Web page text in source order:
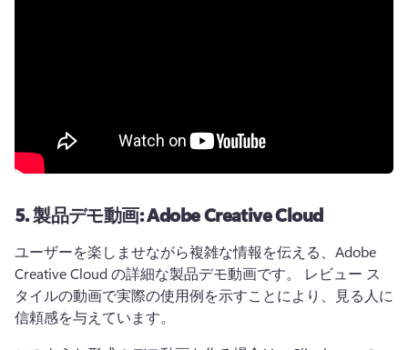
5.製品デモ動画: Adobe Creative Cloud
ユーザーを楽しませながら複雑な情報を伝える、Adobe
Creative Cloud の詳細な製品デモ動画です。 レビュー ス
タイルの動画で実際の使用例を示すことにより、見る人に
信頼感を与えています。